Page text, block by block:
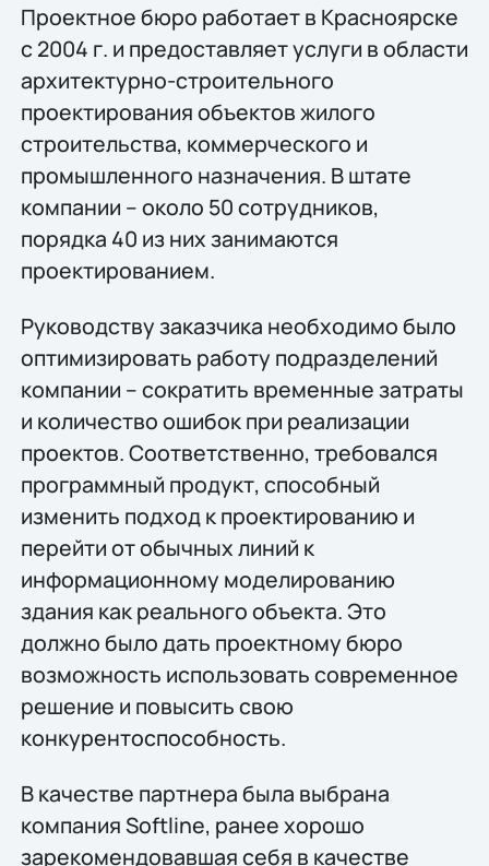
Проектное бюро работает в Красноярске
с 2004 г. и предоставляет услуги в области
архитектурно-строительного
проектирования объектов жилого
строительства, коммерческого и
промышленного назначения. В штате
компании – около 50 сотрудников,
порядка 40 из них занимаются
проектированием.
Руководству заказчика необходимо было
оптимизировать работу подразделений
компании – сократить временные затраты
и количество ошибок при реализации
проектов. Соответственно, требовался
программный продукт, способный
изменить подход к проектированию и
перейти от обычных линий к
информационному моделированию
здания как реального объекта. Это
должно было дать проектному бюро
возможность использовать современное
решение и повысить свою
конкурентоспособность.
В качестве партнера была выбрана
компания Softline, ранее хорошо
зарекомендовавшая себя в качестве